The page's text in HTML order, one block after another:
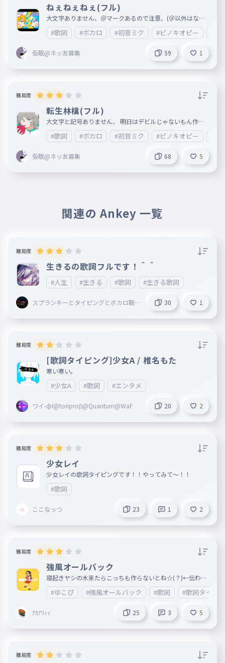
ねぇねぇねぇ(フル)
大文字ありません、＠マークあるので注意、(＠以外はない
です、) 明日は魔法少女とちょこれゐと作ります 寺田てらさ
んの絵が似合う。 本家様⇨https://youtu.be/w8yweCungCE
#歌詞 #ボカロ #初音ミク #ピノキオピー
仮眠@ネッ友募集 59 1
難易度
転生林檎(フル)
大文字と記号ありません、 明日はデビルじゃないもん作り
ます。 この曲まじで革命。 本家様⇨https://www.youtube.
com/watch?v=LYWP8HtgeLQ
#歌詞 #ボカロ #初音ミク #ピノキオピー
仮眠@ネッ友募集 68 5
関連の Ankey 一覧
難易度
生きるの歌詞フルです！＾＾
#人生 #生きる #歌詞 #生きる歌詞
スプランキーとタイピングとボカロ聴
30 1
難易度
[歌詞タイピング]少女A / 椎名もた
寒い寒い。
#少女A #歌詞 #エンタメ
ワイ-фI@toriproβ@Quantum@WaF 20 2
難易度
少女レイ
少女レイの歌詞タイピングです！！やってみて〜！！
#歌詞
ここなっつ 23 1 2
難易度
強風オールバック
寝起きヤシの木来たらこっちも作らないとね☆(？)←伝わっ
てくれ!!!!!!!!!!!!
#ゆこぴ #強風オールバック #歌詞 #歌詞タイピ
ｱｶｱﾘｨｨ 25 3 5
難易度